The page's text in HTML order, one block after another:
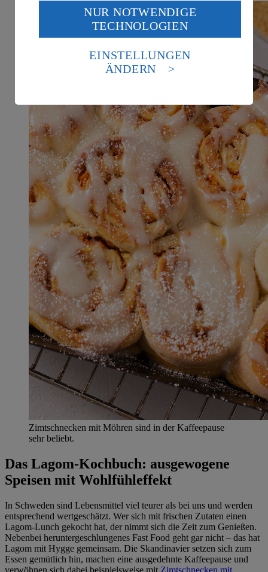
Zimtschnecken mit Möhren sind in der Kaffeepause
sehr beliebt.
Das Lagom-Kochbuch: ausgewogene
Speisen mit Wohlfühleffekt
In Schweden sind Lebensmittel viel teurer als bei uns und werden
entsprechend wertgeschätzt. Wer sich mit frischen Zutaten einen
Lagom-Lunch gekocht hat, der nimmt sich die Zeit zum Genießen.
Nebenbei heruntergeschlungenes Fast Food geht gar nicht – das hat
Lagom mit Hygge gemeinsam. Die Skandinavier setzen sich zum
Essen gemütlich hin, machen eine ausgedehnte Kaffeepause und
Wenn du auf „Aktivieren“ klickst, willigst du im Sinne
des Art. 49 Abs. 1 Satz 1 lit. a) DSGVO ein, dass deine
Daten in den USA verarbeitet werden. Der EuGH sieht
die USA als Land mit einem nach europäischen
Standards nicht angemessenen Datenschutzniveau an.
Es besteht das Risiko eines Zugriffs durch US-
Informationen zum Herausgeber der Seite findest du
Impressum
NUR NOTWENDIGE
TECHNOLOGIEN
EINSTELLUNGEN
ÄNDERN